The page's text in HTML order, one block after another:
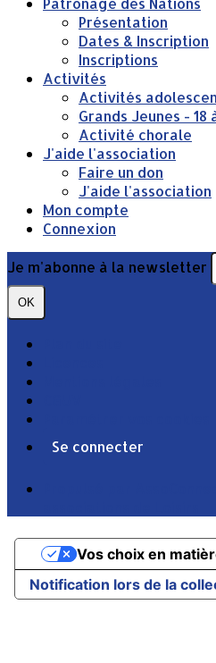
Présentation
Dates & Inscription
Inscriptions
Activités
Activités
Grands Jeunes - 18
Activité chorale
J'aide l'association
Faire un don
J'aide l'association
Mon compte
Connexion
Je m'abonne à la newsletter
OK
Se connecter
Notification lors de la
Vos choix en